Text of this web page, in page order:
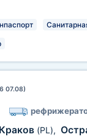
07.08)
Краков (PL),